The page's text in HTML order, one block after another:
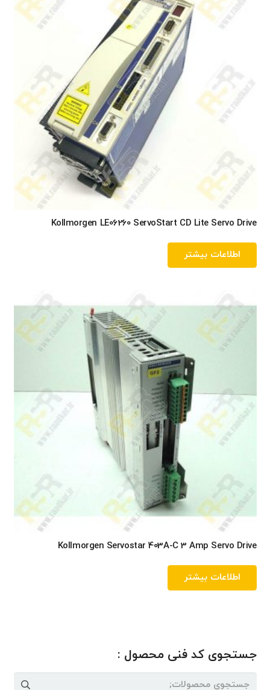
Kollmorgen LE06260 ServoStart CD Lite Servo Drive
اطلاعات بیشتر
Kollmorgen Servostar 403A-C 3 Amp Servo Drive
اطلاعات بیشتر
جستجوی کد فنی محصول :
جستجو